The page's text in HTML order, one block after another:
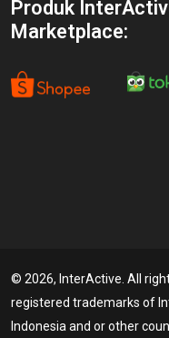
Produk
Marketplace:
© 2026, InterActive. All
registered trademarks of
Indonesia and or other